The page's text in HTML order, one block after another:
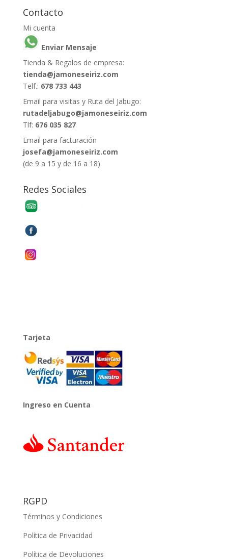
Contacto
Mi cuenta
Enviar Mensaje
Tienda & Regalos de empresa:
tienda@jamoneseiriz.com
Telf.: 678 733 443
Email para visitas y Ruta del Jabugo:
rutadeljabugo@jamoneseiriz.com
Tlf: 676 035 827
Email para facturación
josefa@jamoneseiriz.com
(de 9 a 15 y de 16 a 18)
Redes Sociales
Tarjeta
Ingreso en Cuenta
RGPD
Términos y Condiciones
Política de Privacidad
Política de Devoluciones